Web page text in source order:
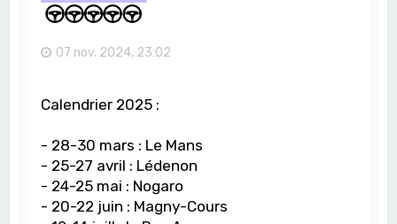
07 nov. 2024, 23:02
Calendrier 2025 :
- 28-30 mars : Le Mans
- 25-27 avril : Lédenon
- 24-25 mai : Nogaro
- 20-22 juin : Magny-Cours